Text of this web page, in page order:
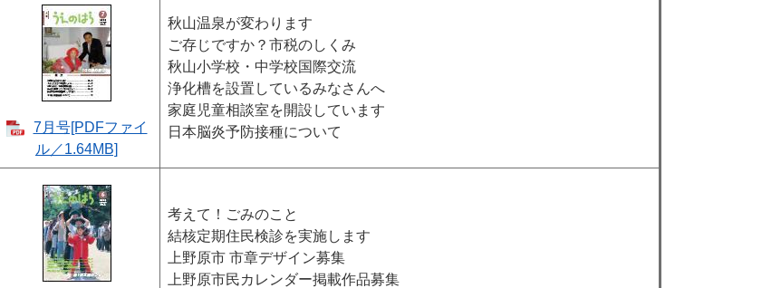
7月号[PDFファイ
ル／1.64MB]
秋山温泉が変わります
ご存じですか？市税のしくみ
秋山小学校・中学校国際交流
浄化槽を設置しているみなさんへ
家庭児童相談室を開設しています
日本脳炎予防接種について
考えて！ごみのこと
結核定期住民検診を実施します
上野原市 市章デザイン募集
上野原市民カレンダー掲載作品募集